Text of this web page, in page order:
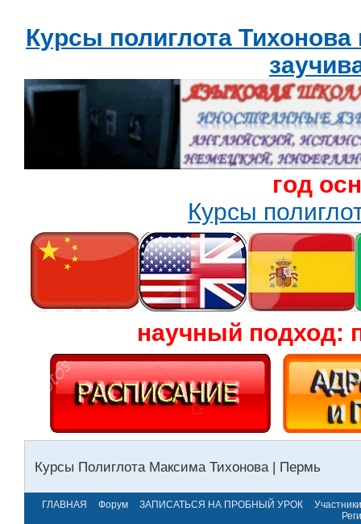
Курсы полиглота
год
Курсы
научный подход:
Курсы Полиглота Максима Тихонова | Пермь
ГЛАВНАЯ Форум ЗАПИСАТЬСЯ НА ПРОБНЫЙ УРОК
Участники